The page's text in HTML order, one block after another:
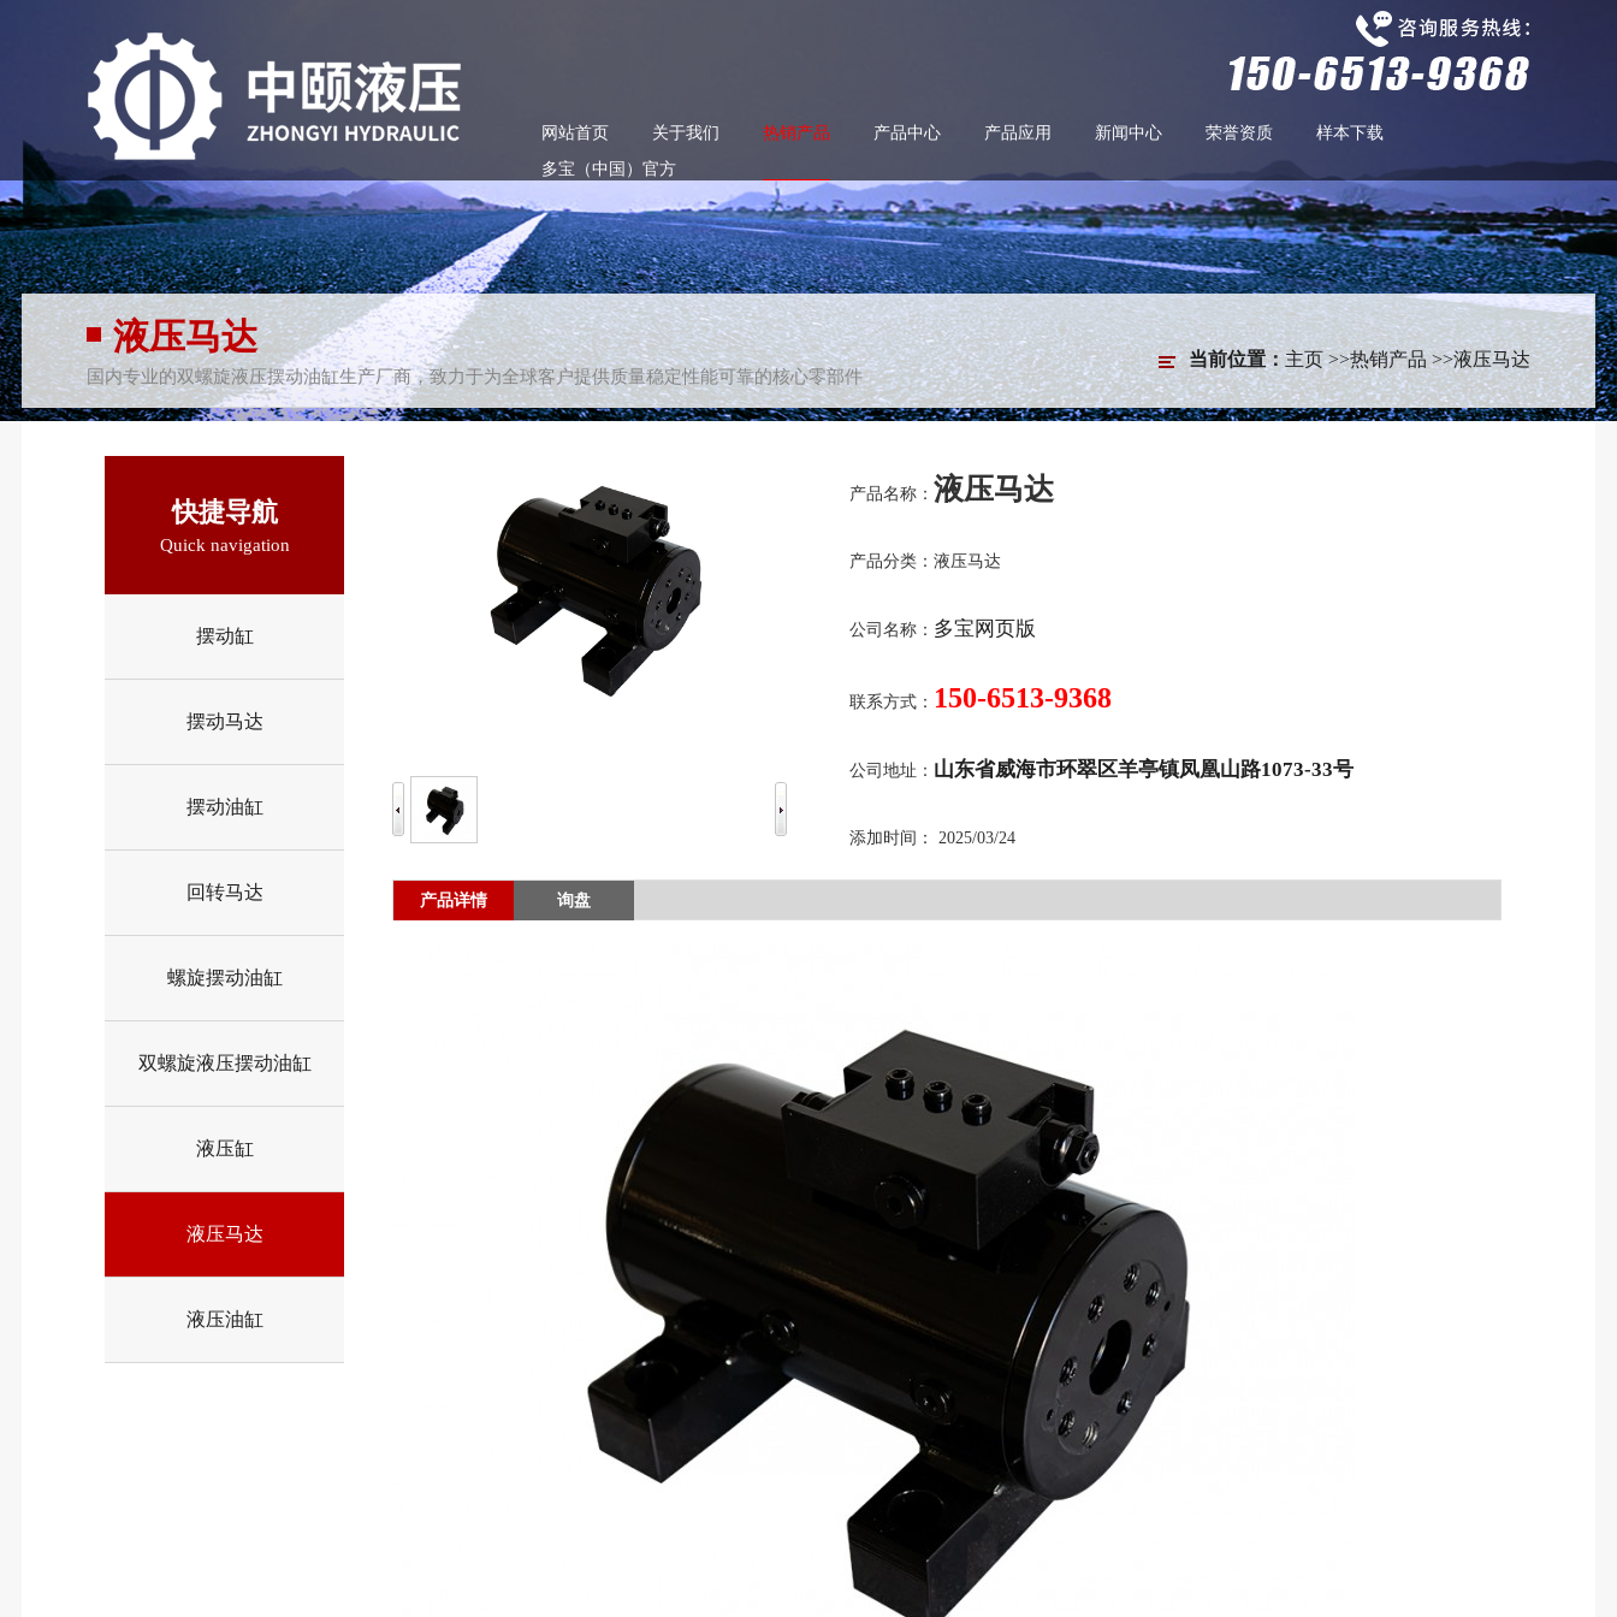
网站首页 关于我们 热销产品 产品中心 产品应用 新闻中心 荣誉资质
样本下载
多宝（中国）官方
液压马达
国内专业的双螺旋液压摆动油缸生产厂商，致力于为全球客户提供质量稳定性能可靠的核心零部件
当前位置：主页>>热销产品>>液压马达
快捷导航
Quick navigation
摆动缸
摆动马达
摆动油缸
回转马达
螺旋摆动油缸
双螺旋液压摆动油缸
液压缸
液压马达
液压油缸
产品名称： 液压马达
产品分类：液压马达
公司名称： 多宝网页版
联系方式： 150-6513-9368
公司地址： 山东省威海市环翠区羊亭镇凤凰山路1073-33号
添加时间： 2025/03/24
产品详情 询盘